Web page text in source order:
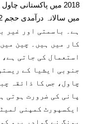
2018 میں پاکستانی
ہے۔ باسمتی اور غیر
کار میں ہیں۔ چین
استعمال کی جاتی
جنوبی ایشیا کے
چاول، جس کا ذائقہ
پانی کی ضرورت ہوتی
ایکسپورٹ کمپنی
یونگ نے گوادر پرو